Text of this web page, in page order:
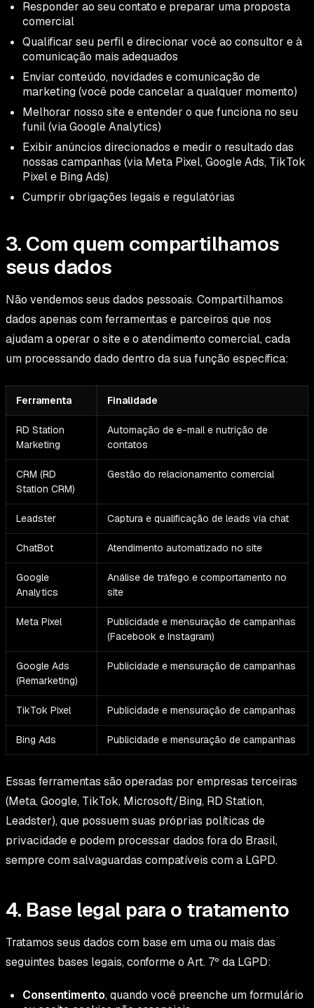
Responder ao seu contato e preparar uma proposta
comercial
Qualificar seu perfil e direcionar você ao consultor e à
comunicação mais adequados
Enviar conteúdo, novidades e comunicação de
marketing (você pode cancelar a qualquer momento)
Melhorar nosso site e entender o que funciona no seu
funil (via Google Analytics)
Exibir anúncios direcionados e medir o resultado das
nossas campanhas (via Meta Pixel, Google Ads, TikTok
Pixel e Bing Ads)
Cumprir obrigações legais e regulatórias
3. Com quem compartilhamos
seus dados
Não vendemos seus dados pessoais. Compartilhamos
dados apenas com ferramentas e parceiros que nos
ajudam a operar o site e o atendimento comercial, cada
um processando dado dentro da sua função específica:
Ferramenta Finalidade
RD Station
Marketing
Automação de e-mail e nutrição de
contatos
CRM (RD
Station CRM)
Gestão do relacionamento comercial
Leadster Captura e qualificação de leads via chat
ChatBot Atendimento automatizado no site
Google
Analytics
Análise de tráfego e comportamento no
site
Meta Pixel
Publicidade e mensuração de campanhas
(Facebook e Instagram)
Google Ads
(Remarketing)
Publicidade e mensuração de campanhas
TikTok Pixel Publicidade e mensuração de campanhas
Bing Ads Publicidade e mensuração de campanhas
Essas ferramentas são operadas por empresas terceiras
(Meta, Google, TikTok, Microsoft/Bing, RD Station,
Leadster), que possuem suas próprias políticas de
privacidade e podem processar dados fora do Brasil,
sempre com salvaguardas compatíveis com a LGPD.
4. Base legal para o tratamento
Tratamos seus dados com base em uma ou mais das
seguintes bases legais, conforme o Art. 7º da LGPD:
Consentimento, quando você preenche um formulário